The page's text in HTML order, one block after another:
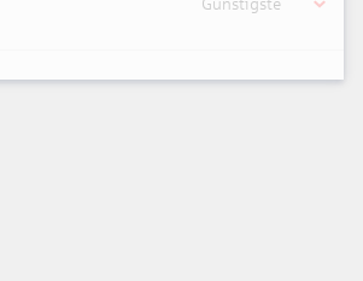
Günstigste